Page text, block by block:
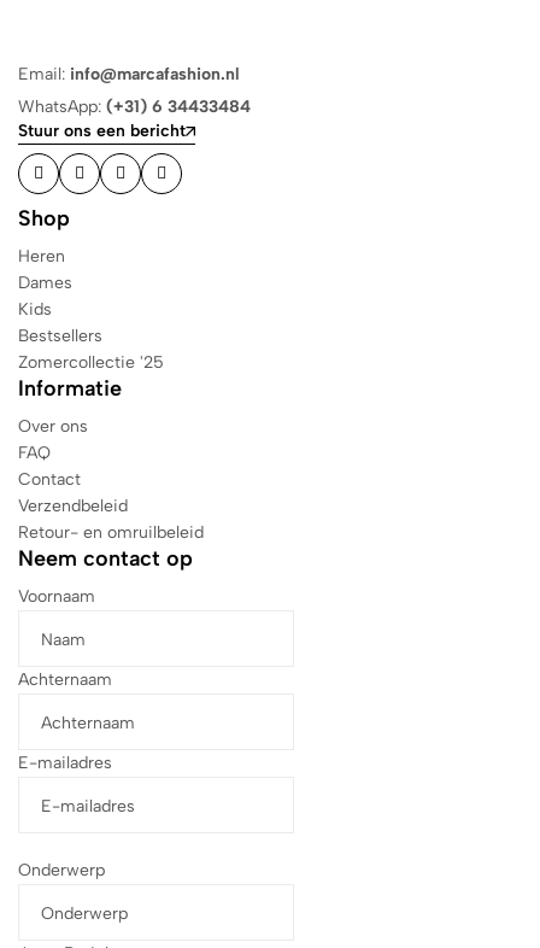
Email: info@marcafashion.nl
WhatsApp: (+31) 6 34433484
Stuur ons een bericht
Shop
Heren
Dames
Kids
Bestsellers
Zomercollectie '25
Informatie
Over ons
FAQ
Contact
Verzendbeleid
Retour- en omruilbeleid
Neem contact op
Voornaam
Achternaam
E-mailadres
Onderwerp